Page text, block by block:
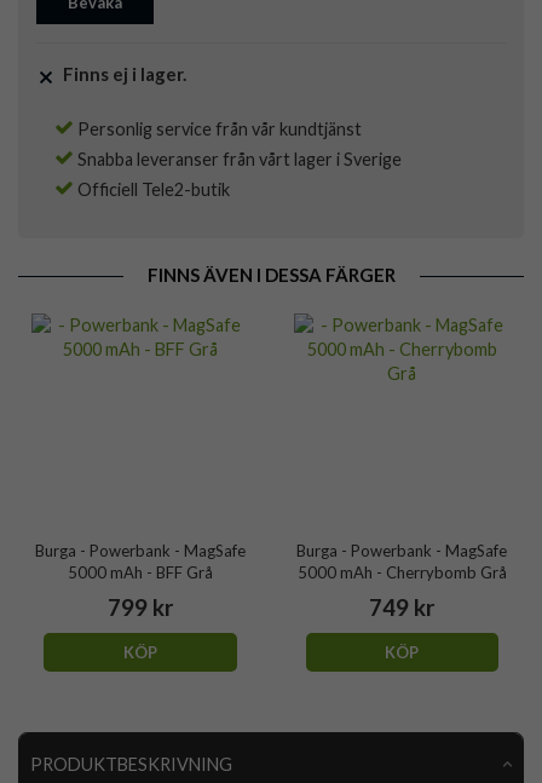
Finns ej i lager.
Personlig service från vår kundtjänst
Snabba leveranser från vårt lager i Sverige
Officiell Tele2-butik
FINNS ÄVEN I DESSA FÄRGER
Burga - Powerbank - MagSafe
5000 mAh - BFF Grå
799 kr
KÖP
Burga - Powerbank - MagSafe
5000 mAh - Cherrybomb Grå
749 kr
KÖP
PRODUKTBESKRIVNING